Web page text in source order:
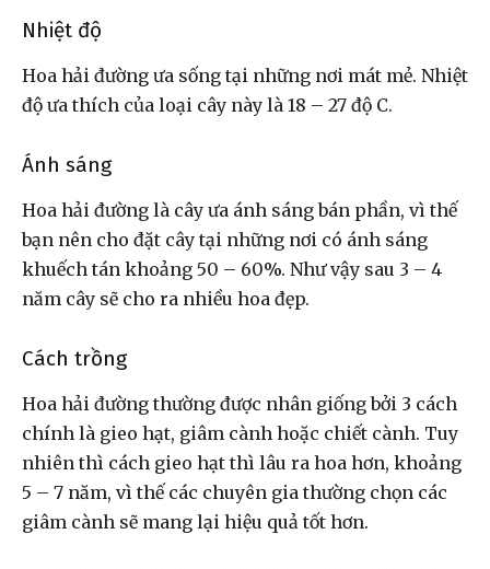
Nhiệt độ
Hoa hải đường ưa sống tại những nơi mát mẻ. Nhiệt
độ ưa thích của loại cây này là 18 – 27 độ C.
Ánh sáng
Hoa hải đường là cây ưa ánh sáng bán phần, vì thế
bạn nên cho đặt cây tại những nơi có ánh sáng
khuếch tán khoảng 50 – 60%. Như vậy sau 3 – 4
năm cây sẽ cho ra nhiều hoa đẹp.
Cách trồng
Hoa hải đường thường được nhân giống bởi 3 cách
chính là gieo hạt, giâm cành hoặc chiết cành. Tuy
nhiên thì cách gieo hạt thì lâu ra hoa hơn, khoảng
5 – 7 năm, vì thế các chuyên gia thường chọn các
giâm cành sẽ mang lại hiệu quả tốt hơn.